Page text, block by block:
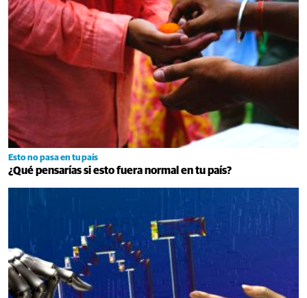
Esto no pasa en tu país
¿Qué pensarías si esto fuera normal en tu país?